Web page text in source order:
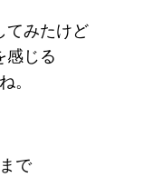
てみたけど
感じる
。
で